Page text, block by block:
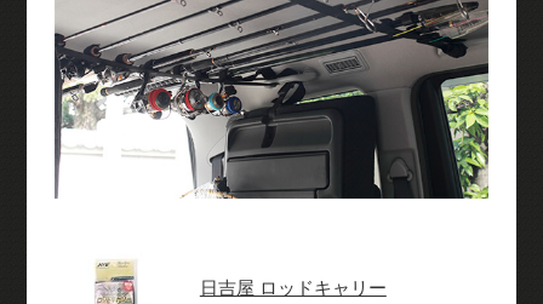
日吉屋 ロッドキャリー